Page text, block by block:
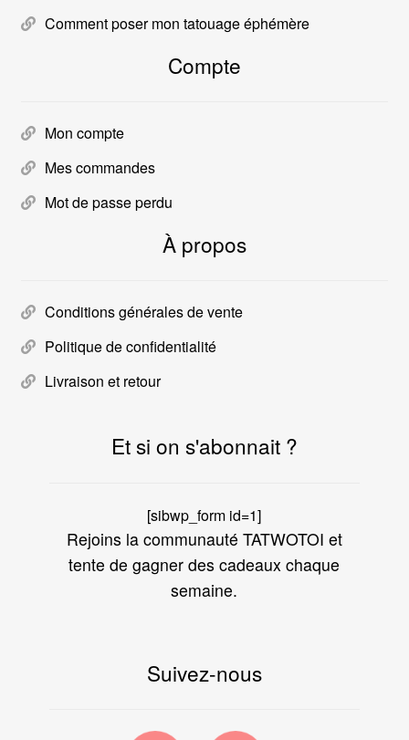
Comment poser mon tatouage éphémère
Compte
Mon compte
Mes commandes
Mot de passe perdu
À propos
Conditions générales de vente
Politique de confidentialité
Livraison et retour
Et si on s'abonnait ?
[sibwp_form id=1]
Rejoins la communauté TATWOTOI et
tente de gagner des cadeaux chaque
semaine.
Suivez-nous